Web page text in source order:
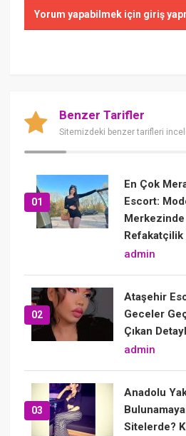
Yorum yapabilmek için giriş
Benzer Tarifler
Sitemizdeki benzer tarifleri
01
En Çok
Escort:
Merkezinde
Refakatçilik
admin
02
Ataşehir
Geceler
Çıkan
admin
03
Anadolu
Sitelerde?